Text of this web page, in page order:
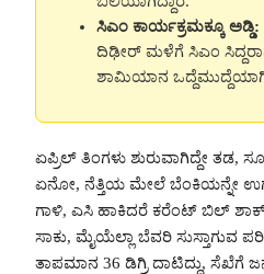
ಸಿಎಂ ಕಾರ್ಯಕ್ರಮಕ್ಕೂ ಅಡ್ಡಿ:
ದಿಢೀರ್ ಮಳೆಗೆ ಸಿಎಂ
ಶಾಮಿಯಾನ
ಏಪ್ರಿಲ್ ತಿಂಗಳು ಶುರುವಾಗಿದ್ದೇ
ಏನೋ, ನೆತ್ತಿಯ ಮೇಲೆ ಬೆಂಕಿಯನ್ನೇ
ಗಾಳಿ, ಎಸಿ ಹಾಕಿದರೆ ಕರೆಂಟ್ ಬಿಲ್
ಸಾಕು, ಮೈಯೆಲ್ಲಾ ಬೆವರಿ ಸುಸ್ತಾಗುವ
ತಾಪಮಾನ 36 ಡಿಗ್ರಿ ದಾಟಿದ್ದು, ಸೆಖೆಗೆ